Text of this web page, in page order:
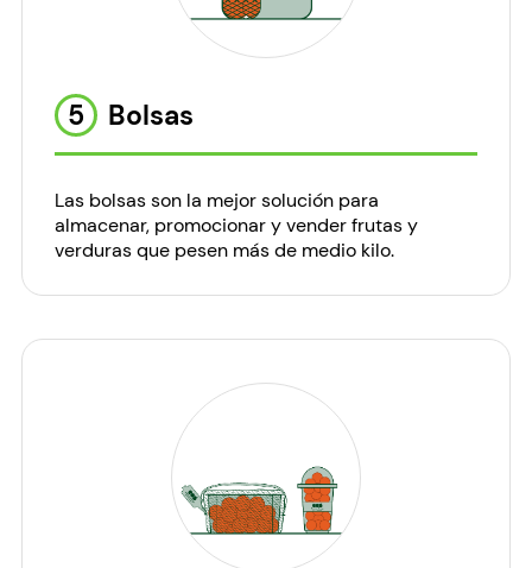
5 Bolsas
Las bolsas son la mejor solución para
almacenar, promocionar y vender frutas y
verduras que pesen más de medio kilo.